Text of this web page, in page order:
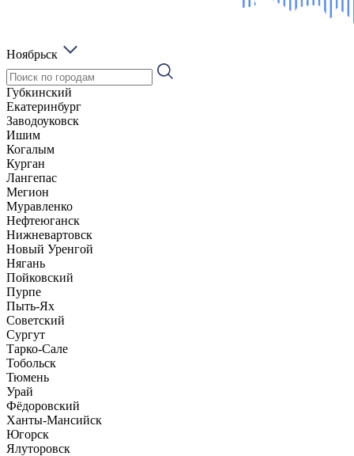
Ноябрьск
Губкинский
Екатеринбург
Заводоуковск
Ишим
Когалым
Курган
Лангепас
Мегион
Муравленко
Нефтеюганск
Нижневартовск
Новый Уренгой
Нягань
Пойковский
Пурпе
Пыть-Ях
Советский
Сургут
Тарко-Сале
Тобольск
Тюмень
Урай
Фёдоровский
Ханты-Мансийск
Югорск
Ялуторовск